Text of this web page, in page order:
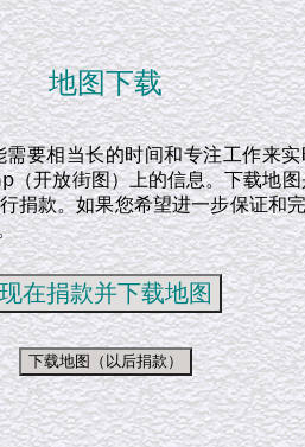
地图下载
要相当长的时间和专注工作来
开放街图）上的信息。下载地
捐款。如果您希望进一步保证和